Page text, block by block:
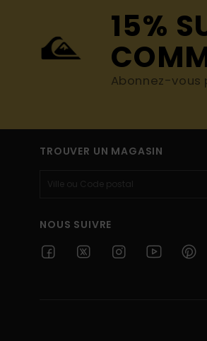
15%
Abonnez-vous
TROUVER UN MAGASIN
NOUS SUIVRE